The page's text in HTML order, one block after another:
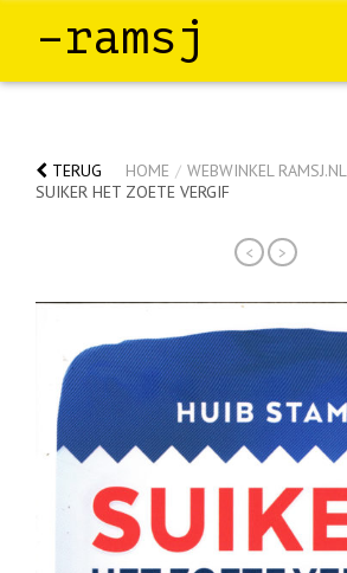
–ramsj
TERUG HOME / WEBWINKEL RAMSJ.NL
SUIKER HET ZOETE VERGIF
< >